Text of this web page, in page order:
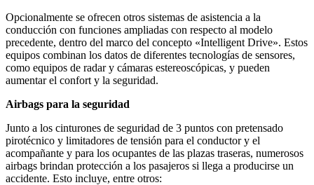
Opcionalmente se ofrecen otros sistemas de asistencia a la
conducción con funciones ampliadas con respecto al modelo
precedente, dentro del marco del concepto «Intelligent Drive». Estos
equipos combinan los datos de diferentes tecnologías de sensores,
como equipos de radar y cámaras estereoscópicas, y pueden
aumentar el confort y la seguridad.
Airbags para la seguridad
Junto a los cinturones de seguridad de 3 puntos con pretensado
pirotécnico y limitadores de tensión para el conductor y el
acompañante y para los ocupantes de las plazas traseras, numerosos
airbags brindan protección a los pasajeros si llega a producirse un
accidente. Esto incluye, entre otros: